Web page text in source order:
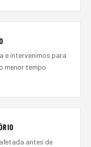
e intervenimos para
menor tempo
antes de